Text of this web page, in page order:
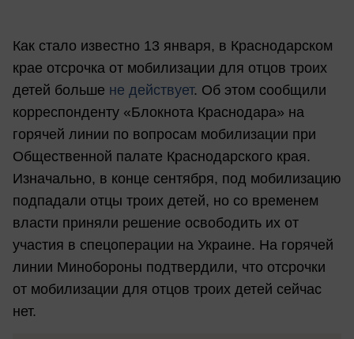
Как стало известно 13 января, в Краснодарском
крае отсрочка от мобилизации для отцов троих
детей больше не действует. Об этом сообщили
корреспонденту «Блокнота Краснодара» на
горячей линии по вопросам мобилизации при
Общественной палате Краснодарского края.
Изначально, в конце сентября, под мобилизацию
подпадали отцы троих детей, но со временем
власти приняли решение освободить их от
участия в спецоперации на Украине. На горячей
линии Минобороны подтвердили, что отсрочки
от мобилизации для отцов троих детей сейчас
нет.